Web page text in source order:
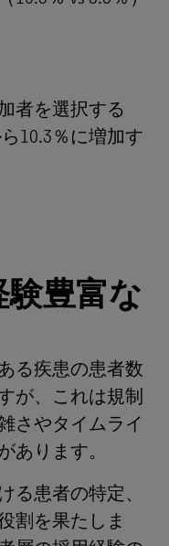
者を選択する
10.3％に増加す
豊富な
る疾患の患者数
が、これは規制
さやタイムライ
あります。
る患者の特定、
割を果たしま